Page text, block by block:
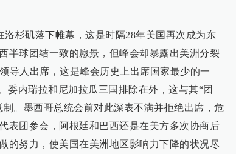
洛杉矶落下帷幕，这是时隔28年美国再次成为东
半球团结一致的愿景，但峰会却暴露出美洲分裂
导人出席，这是峰会历史上出席国家最少的一
委内瑞拉和尼加拉瓜三国排除在外，这与其“团
。墨西哥总统会前对此深表不满并拒绝出席，危
表团参会，阿根廷和巴西还是在美方多次协商后
的努力，使美国在美洲地区影响力下降的状况尽